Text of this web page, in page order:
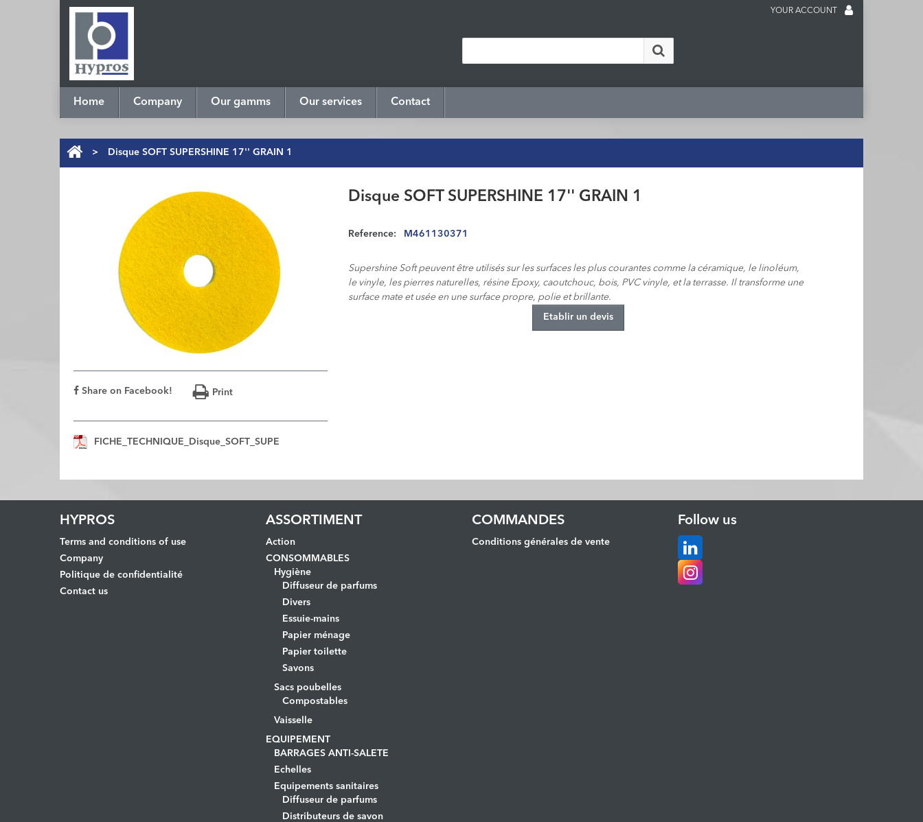
YOUR ACCOUNT
Home Company Our gamms Our services Contact
> Disque SOFT SUPERSHINE 17'' GRAIN 1
Share on Facebook! Print
FICHE_TECHNIQUE_Disque_SOFT_SUPE
Disque SOFT SUPERSHINE 17'' GRAIN 1
Reference: M461130371
Supershine Soft peuvent être utilisés sur les surfaces les plus courantes comme la céramique, le linoléum,
le vinyle, les pierres naturelles, résine Epoxy, caoutchouc, bois, PVC vinyle, et la terrasse. Il transforme une
surface mate et usée en une surface propre, polie et brillante.
Etablir un devis
HYPROS
Terms and conditions of use
Company
Politique de confidentialité
Contact us
ASSORTIMENT
Action
CONSOMMABLES
Hygiène
Diffuseur de parfums
Divers
Essuie-mains
Papier ménage
Papier toilette
Savons
Sacs poubelles
Compostables
Vaisselle
EQUIPEMENT
BARRAGES ANTI-SALETE
Echelles
Equipements sanitaires
Diffuseur de parfums
Distributeurs de savon
COMMANDES
Conditions générales de vente
Follow us